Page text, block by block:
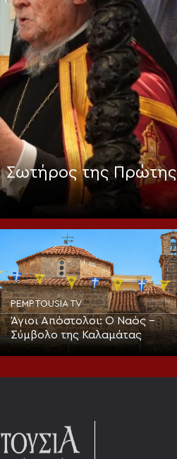
Σωτήρος της Πρώτης
PEMPTOUSIA TV
Άγιοι Απόστολοι: Ο Ναός –
Σύμβολο της Καλαμάτας